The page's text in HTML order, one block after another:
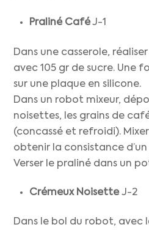
Praliné CaféJ-1
Dans une casserole,
avec 105 gr de sucre. Une
sur une plaque en silicone.
Dans un robot mixeur,
noisettes, les grains de
(concassé et refroidi).
obtenir la consistance
Verser le praliné dans un
Crémeux NoisetteJ-2
Dans le bol du robot, avec